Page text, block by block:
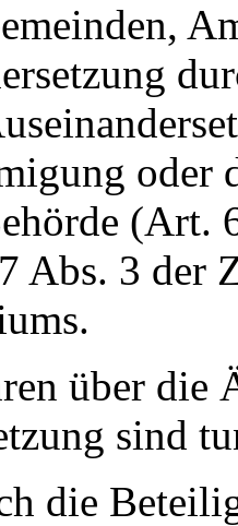
oder
(Art.
Abs. 3 der
über die
sind
die